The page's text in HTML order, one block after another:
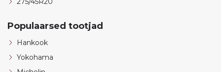
Populaarsed tootjad
Hankook
Yokohama